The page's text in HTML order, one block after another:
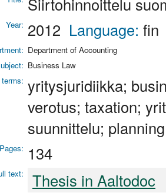
Year: 2012 Language: fin
Department of Accounting
Business Law
yritysjuridiikka;
verotus; taxation;
suunnittelu; planning
Pages: 134
text: Thesis in Aaltodoc